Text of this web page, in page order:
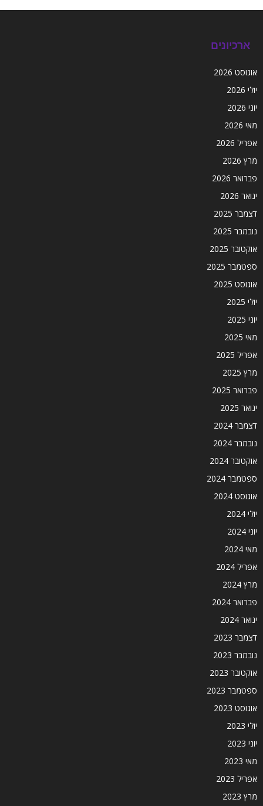
ארכיונים
אוגוסט 2026
יולי 2026
יוני 2026
מאי 2026
אפריל 2026
מרץ 2026
פברואר 2026
ינואר 2026
דצמבר 2025
נובמבר 2025
אוקטובר 2025
ספטמבר 2025
אוגוסט 2025
יולי 2025
יוני 2025
מאי 2025
אפריל 2025
מרץ 2025
פברואר 2025
ינואר 2025
דצמבר 2024
נובמבר 2024
אוקטובר 2024
ספטמבר 2024
אוגוסט 2024
יולי 2024
יוני 2024
מאי 2024
אפריל 2024
מרץ 2024
פברואר 2024
ינואר 2024
דצמבר 2023
נובמבר 2023
אוקטובר 2023
ספטמבר 2023
אוגוסט 2023
יולי 2023
יוני 2023
מאי 2023
אפריל 2023
מרץ 2023